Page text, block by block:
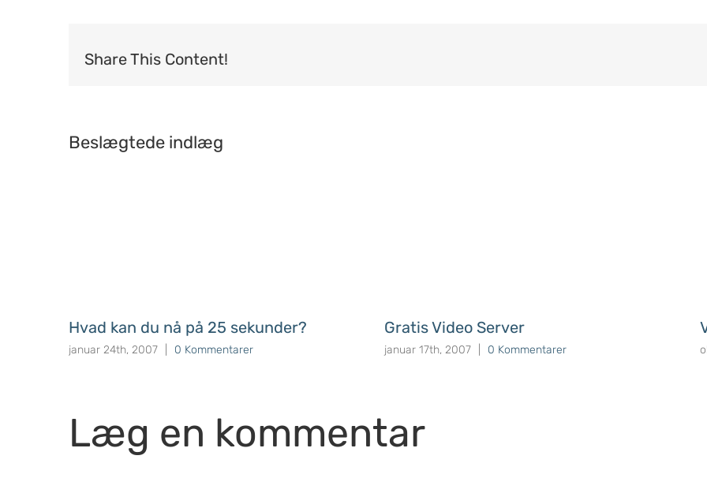
Share This Content!
Beslægtede indlæg
Hvad kan du nå på 25 sekunder?
januar 24th, 2007 0 Kommentarer
Gratis Video Server
januar 17th, 2007 0 Kommentarer
Læg en kommentar